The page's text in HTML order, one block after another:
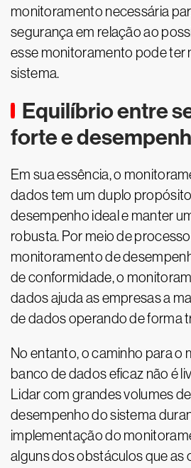
monitoramento necessária
segurança em relação ao
esse monitoramento pode ter
sistema.
Equilíbrio entre
forte e
Em sua essência, o
dados tem um duplo
desempenho ideal e manter
robusta. Por meio de
monitoramento de
de conformidade, o
dados ajuda as empresas a
de dados operando de forma
No entanto, o caminho para o
banco de dados eficaz não é
Lidar com grandes volumes
desempenho do sistema
implementação do
alguns dos obstáculos que as